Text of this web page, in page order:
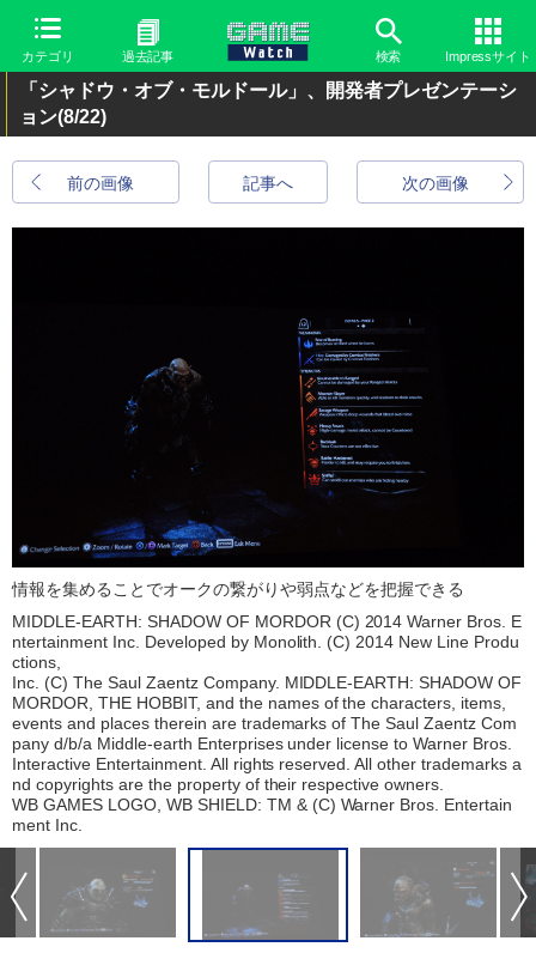
カテゴリ 過去記事 検索 Impressサイト
「シャドウ・オブ・モルドール」、開発者プレゼンテーシ
ョン(8/22)
前の画像 次の画像
記事へ
情報を集めることでオークの繋がりや弱点などを把握できる
MIDDLE-EARTH: SHADOW OF MORDOR (C) 2014 Warner Bros. E
ntertainment Inc. Developed by Monolith. (C) 2014 New Line Produ
ctions,
Inc. (C) The Saul Zaentz Company. MIDDLE-EARTH: SHADOW OF
MORDOR, THE HOBBIT, and the names of the characters, items,
events and places therein are trademarks of The Saul Zaentz Com
pany d/b/a Middle-earth Enterprises under license to Warner Bros.
Interactive Entertainment. All rights reserved. All other trademarks a
nd copyrights are the property of their respective owners.
WB GAMES LOGO, WB SHIELD: TM & (C) Warner Bros. Entertain
ment Inc.